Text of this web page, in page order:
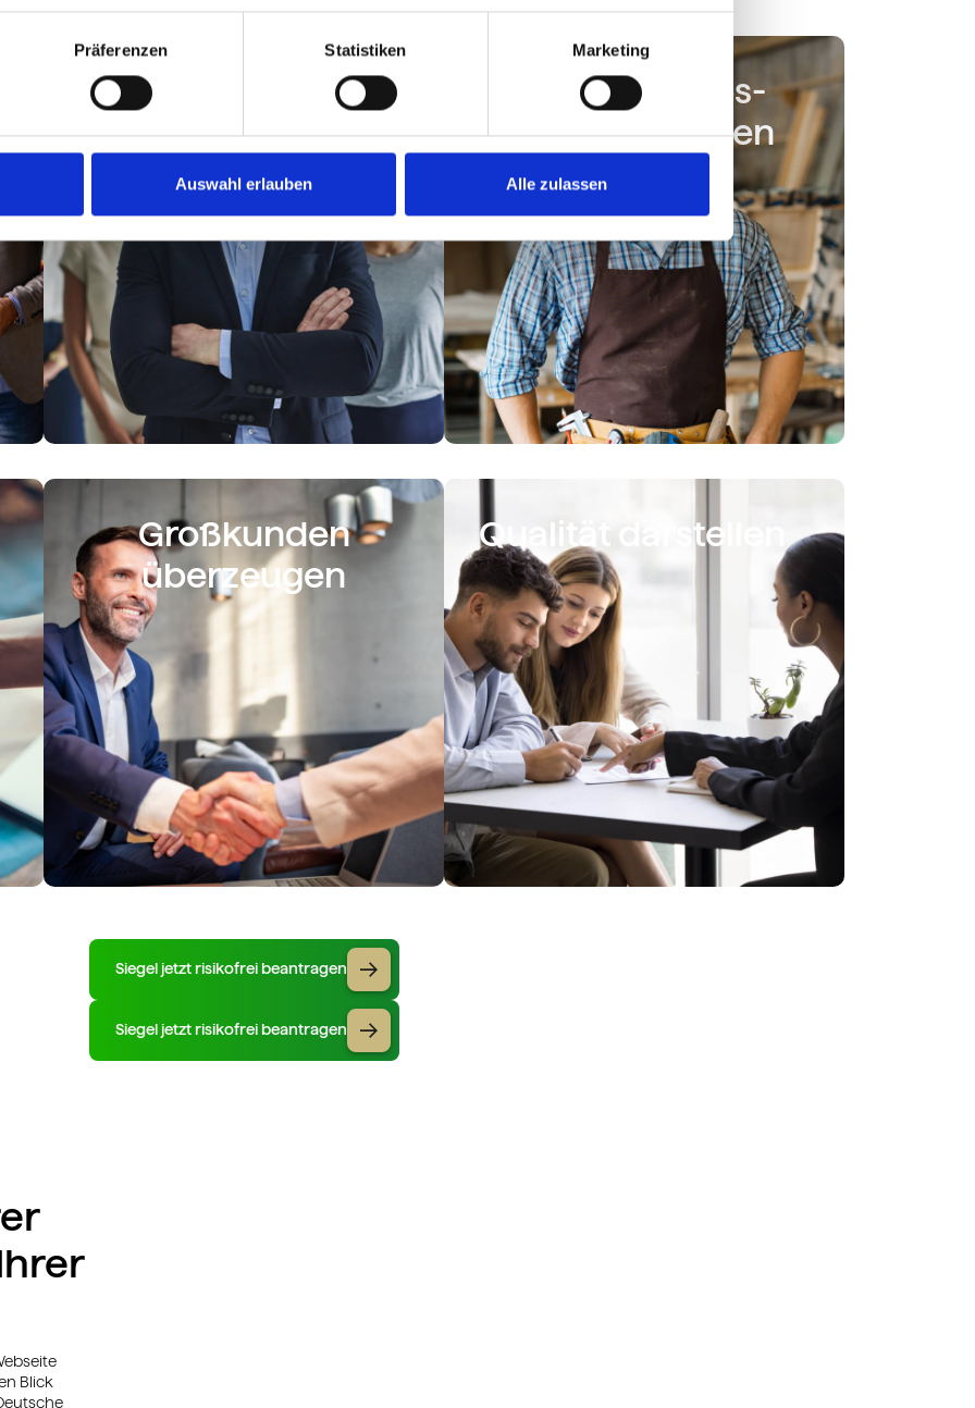
Präferenzen Statistiken Marketing
Auswahl erlauben Alle zulassen
Unternehmens­
ansehen erhöhen
Wettbewerbs­­
vorteil erlangen
Großkunden
überzeugen
Qualität darstellen
Siegel jetzt risikofrei beantragen
Siegel jetzt risikofrei beantragen
Blick